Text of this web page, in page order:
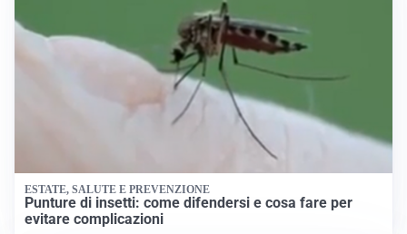
ESTATE, SALUTE E PREVENZIONE
Punture di insetti: come difendersi e cosa fare per
evitare complicazioni